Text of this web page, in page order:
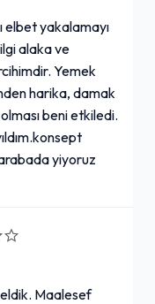
elbet yakalamayı
alaka ve
Yemek
harika, damak
beni etkiledi.
yiyoruz
Maalesef